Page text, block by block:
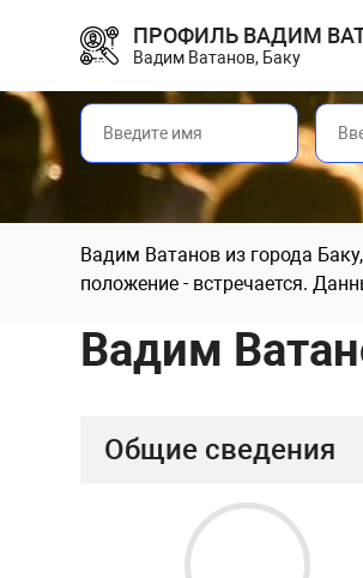
ПРОФИЛЬ ВАДИМ
Вадим Ватанов, Баку
Вадим Ватанов из города
положение - встречается.
Вадим
Общие сведения